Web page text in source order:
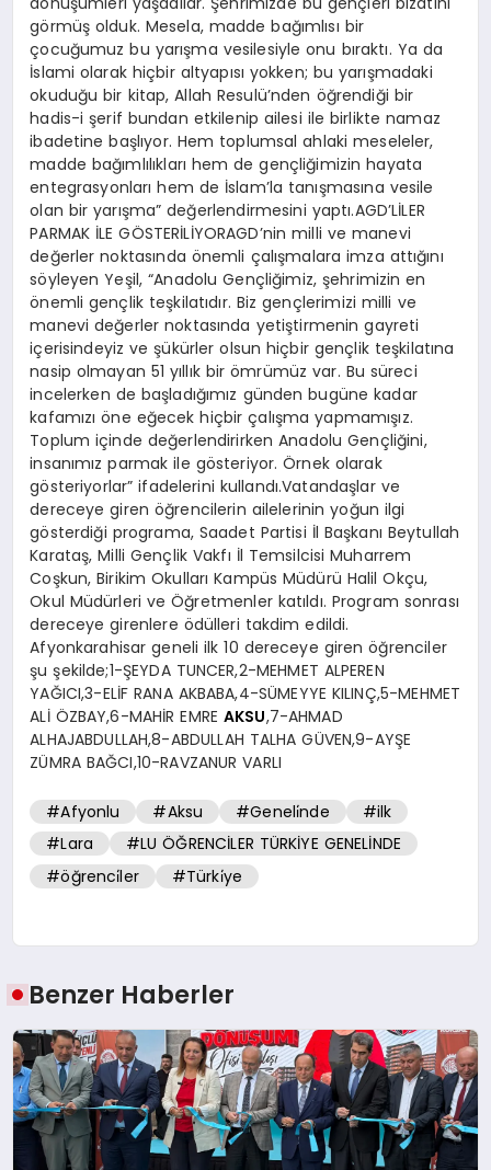
görmüş olduk. Mesela, madde bağımlısı bir
çocuğumuz bu yarışma vesilesiyle onu bıraktı. Ya da
İslami olarak hiçbir altyapısı yokken; bu yarışmadaki
okuduğu bir kitap, Allah Resulü’nden öğrendiği bir
hadis-i şerif bundan etkilenip ailesi ile birlikte namaz
ibadetine başlıyor. Hem toplumsal ahlaki meseleler,
madde bağımlılıkları hem de gençliğimizin hayata
entegrasyonları hem de İslam’la tanışmasına vesile
olan bir yarışma” değerlendirmesini yaptı.AGD’LİLER
PARMAK İLE GÖSTERİLİYORAGD’nin milli ve manevi
değerler noktasında önemli çalışmalara imza attığını
söyleyen Yeşil, “Anadolu Gençliğimiz, şehrimizin en
önemli gençlik teşkilatıdır. Biz gençlerimizi milli ve
manevi değerler noktasında yetiştirmenin gayreti
içerisindeyiz ve şükürler olsun hiçbir gençlik teşkilatına
nasip olmayan 51 yıllık bir ömrümüz var. Bu süreci
incelerken de başladığımız günden bugüne kadar
kafamızı öne eğecek hiçbir çalışma yapmamışız.
Toplum içinde değerlendirirken Anadolu Gençliğini,
insanımız parmak ile gösteriyor. Örnek olarak
gösteriyorlar” ifadelerini kullandı.Vatandaşlar ve
dereceye giren öğrencilerin ailelerinin yoğun ilgi
gösterdiği programa, Saadet Partisi İl Başkanı Beytullah
Karataş, Milli Gençlik Vakfı İl Temsilcisi Muharrem
Coşkun, Birikim Okulları Kampüs Müdürü Halil Okçu,
Okul Müdürleri ve Öğretmenler katıldı. Program sonrası
dereceye girenlere ödülleri takdim edildi.
Afyonkarahisar geneli ilk 10 dereceye giren öğrenciler
şu şekilde;1-ŞEYDA TUNCER,2-MEHMET ALPEREN
YAĞICI,3-ELİF RANA AKBABA,4-SÜMEYYE KILINÇ,5-MEHMET
ALİ ÖZBAY,6-MAHİR EMRE AKSU,7-AHMAD
ALHAJABDULLAH,8-ABDULLAH TALHA GÜVEN,9-AYŞE
ZÜMRA BAĞCI,10-RAVZANUR VARLI
#Afyonlu #Aksu #Geneli̇nde
#ilk
#Lara
#LU ÖĞRENCİLER TÜRKİYE GENELİNDE
#öğrenci̇ler
#Türki̇ye
Benzer Haberler